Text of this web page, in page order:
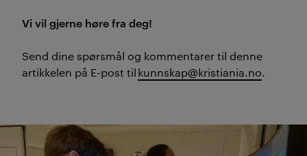
Vi vil gjerne høre fra deg!
Send dine spørsmål og kommentarer til denne
artikkelen på E-post tilkunnskap@kristiania.no.
Les også nederst